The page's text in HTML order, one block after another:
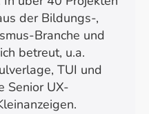
der Bildungs-,
Branche und
betreut, u.a.
TUI und
Senior UX-